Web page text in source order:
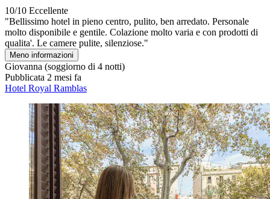
10/10 Eccellente
"Bellissimo hotel in pieno centro, pulito, ben arredato. Personale
molto disponibile e gentile. Colazione molto varia e con prodotti di
qualita'. Le camere pulite, silenziose."
Meno informazioni
Giovanna (soggiorno di 4 notti)
Pubblicata 2 mesi fa
Hotel Royal Ramblas